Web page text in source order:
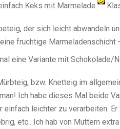
Keks mit Marmelade
der sich leicht abwandeln
fruchtige Marmeladenschicht
eine Variante mit Schokolade/
bzw. Knetteig im
Ich habe dieses Mal beide
einfach leichter zu verarbeiten.
etc.. Ich hab von Muttern